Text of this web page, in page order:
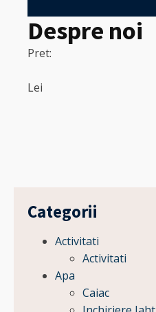
Despre noi
Pret:
Lei
Categorii
Activitati
Activitati
Apa
Caiac